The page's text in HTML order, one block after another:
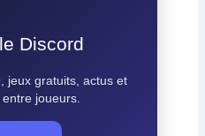
Discord
jeux gratuits, actus et
joueurs.